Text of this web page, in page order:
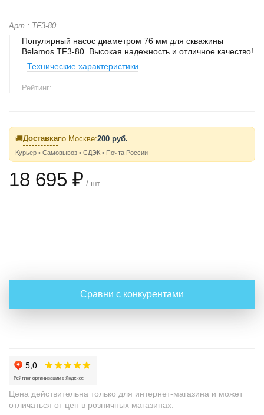
Арт.: TF3-80
Популярный насос диаметром 76 мм для скважины
Belamos TF3-80. Высокая надежность и отличное качество!
Технические характеристики
Рейтинг:
🚚Доставкапо Москве:200 руб.
Курьер • Самовывоз • СДЭК • Почта России
18 695 ₽ / шт
Сравни с конкурентами
Цена действительна только для интернет-магазина и может
отличаться от цен в розничных магазинах.